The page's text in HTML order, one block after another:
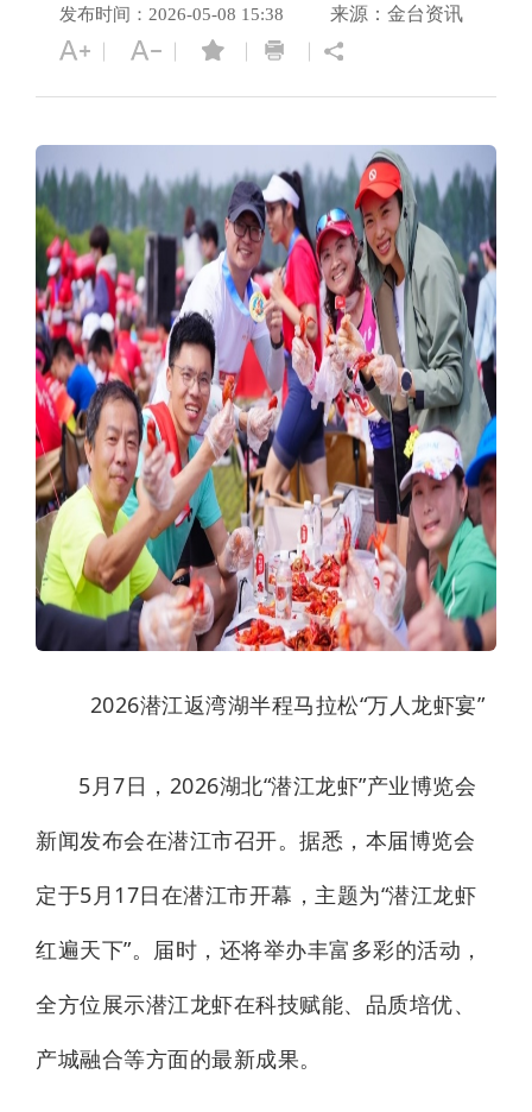
发布时间：2026-05-08 15:38 来源：金台资讯
2026潜江返湾湖半程马拉松“万人龙虾宴”
5月7日，2026湖北“潜江龙虾”产业博览会
新闻发布会在潜江市召开。据悉，本届博览会
定于5月17日在潜江市开幕，主题为“潜江龙虾
红遍天下”。届时，还将举办丰富多彩的活动，
全方位展示潜江龙虾在科技赋能、品质培优、
产城融合等方面的最新成果。